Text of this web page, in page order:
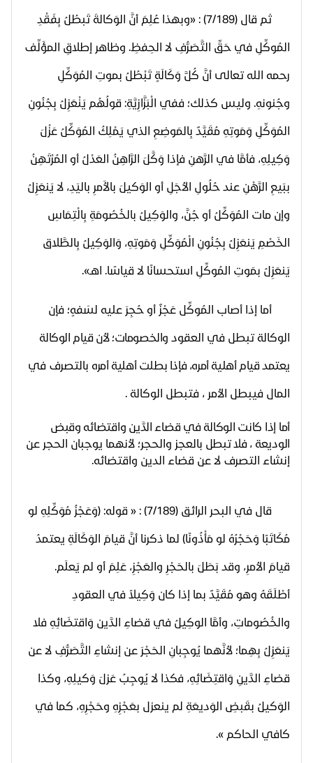
ثم قال (7/189) : « وبهذا عُلِمَ أنَّ الوَكالةَ تَبطُلُ بِفَقْدِ
المُوكِّلِ في حَقِّ التَّصَرُّفِ لا الحِفظِ. وظاهر إطلاقِ المؤَلِّف
رحمه الله تعالى أنَّ كُلَّ وَكَالَةٍ تَبْطُلُ بموتِ المُوَكِّلِ
وجُنونهِ. وليس كذلك؛ ففي الْبَزَّازِيَّةِ: قولُهُم يَنْعَزِلُ بِجُنُونِ
المُوَكِّلِ وَمَوتِهِ مُقَيَّدٌ بِالمَوضِعِ الذي يَمْلِكُ المُوَكِّلُ عَزْلَ
وَكِيلِهِ، فأمَّا في الرَّهنِ فإذا وَكَّلَ الرَّاهِنُ العَدْلُ أو المُرْتَهِنُ
ببَيعِ الرَّهْنِ عند حُلُولِ الأجَلِ أو الوَكيلَ بالأَمرِ باليَدِ، لا يَنعَزِلُ
وإن مات المُوَكِّلُ أو جُنَّ، والوَكِيلُ بالخُصُومَةِ بِالْتِمَاسِ
الخَصْمِ يَنعَزِلُ بِجُنُونِ الْمُوَكِّلِ وَمَوتِهِ، وَالوَكِيلُ بِالطَّلاق
يَنعَزِلُ بمَوتِ المُوكِّلِ استحسانًا لا قياسًا. اهـ».
أما إذا أصاب المُوكِّل عَجْزٌ أو حُجِرَ عليه لسَفهٍ؛ فإن
الوكالة تبطل في العقود والخصومات؛ لأن قيام الوكالة
يعتمد قيام أهلية أمره، فإذا بطلت أهلية أمره بالتصرف في
المال فيبطل الأمر ، فتبطل الوكالة .
أما إذا كانت الوكالة في قضاء الدَّين واقتضائه وقبض
الوديعة ، فلا تبطل بالعجز والحجر؛ لأنهما يوجبان الحجر عن
إنشاء التصرف لا عن قضاء الدين واقتضائه.
قال في البحر الرائق (7/189) : « قوله: (وَعَجْزُ مُوَكِّلِهِ لو
مُكَاتَبًا وَحَجْرُهُ لو مَأْذُونًا) لما ذكرنا أنَّ قيامَ الوَكَالَةِ يعتمدُ
قيامَ الأمرِ، وقد بَطَلَ بالحَجْرِ والعَجْزِ، عَلِمَ أو لم يَعلَم.
أطْلَقَهُ وهو مُقَيَّدٌ بما إذا كان وَكِيلاً في العقودِ
والخُصُوماتِ، وأمَّا الوكِيلُ في قضاءِ الدَّين وَاقتضَائِهِ فلا
يَنعَزِلُ بِهِما؛ لأنَّهما يُوجِبانِ الحَجْرَ عن إنشاءِ التَّصَرُّفِ لا عن
قضاءِ الدَّينِ وَاقتِضَائِهِ، فكذا لا يُوجِبُ عَزلَ وَكيلِهِ، وكذا
الوَكيلُ بقَبضِ الوَديعَةِ لم ينعزل بعَجْزِهِ وحَجْرِهِ، كما في
كافي الحاكم ».